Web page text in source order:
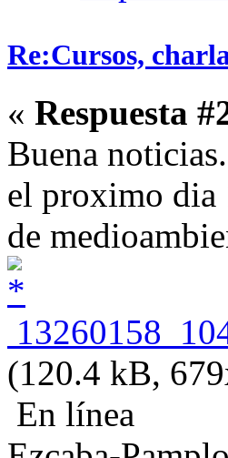
Re:Cursos,
« Respuesta
Buena
el proximo dia
de
(120.4 kB,
En línea